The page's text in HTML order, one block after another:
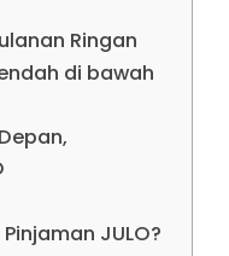
Ringan
di bawah
JULO?